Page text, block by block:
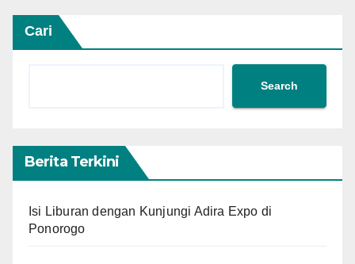
Cari
Search
Berita Terkini
Isi Liburan dengan Kunjungi Adira Expo di
Ponorogo